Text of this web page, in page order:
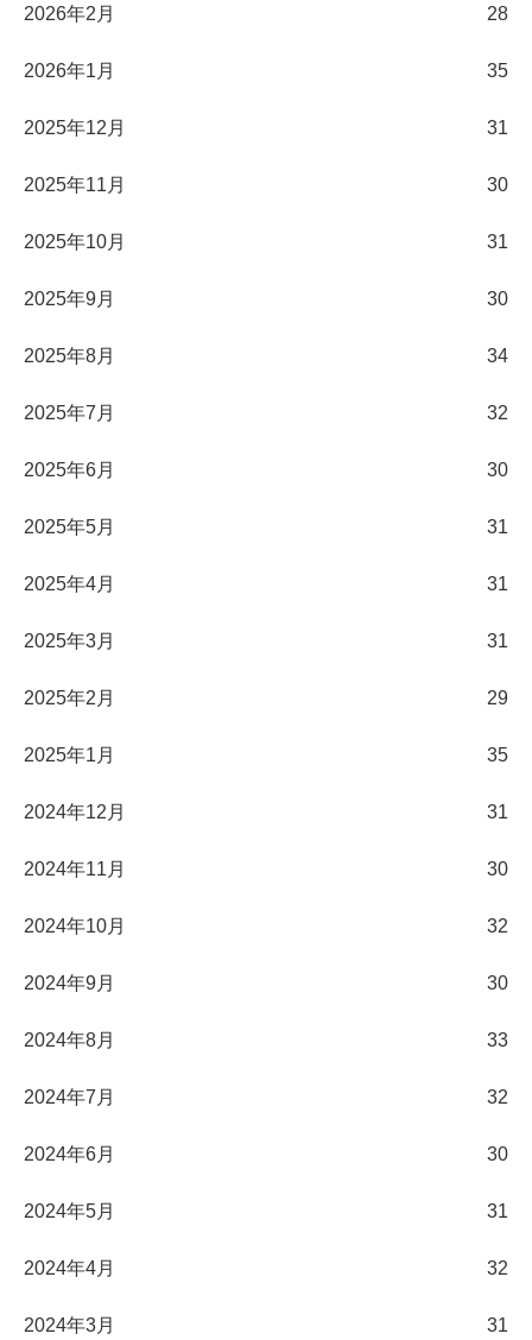
2026年2月 28
2026年1月 35
2025年12月 31
2025年11月 30
2025年10月 31
2025年9月 30
2025年8月 34
2025年7月 32
2025年6月 30
2025年5月 31
2025年4月 31
2025年3月 31
2025年2月 29
2025年1月 35
2024年12月 31
2024年11月 30
2024年10月 32
2024年9月 30
2024年8月 33
2024年7月 32
2024年6月 30
2024年5月 31
2024年4月 32
2024年3月 31